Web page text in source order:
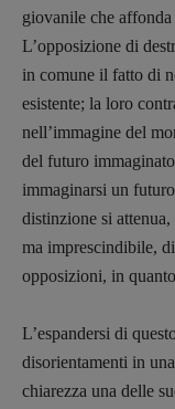
giovanile che affonda
L’opposizione di
in comune il fatto di
esistente; la loro
nell’immagine del
del futuro
immaginarsi un
distinzione si
ma imprescindibile,
opposizioni, in
L’espandersi di
disorientamenti in
chiarezza una delle